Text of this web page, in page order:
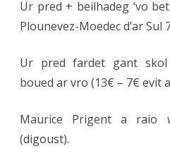
Ur pred + beilhadeg ‘vo
Plounevez-Moedec d’ar Sul
Ur pred fardet gant skol
boued ar vro (13€ – 7€ evit
Maurice Prigent a raio
(digoust).